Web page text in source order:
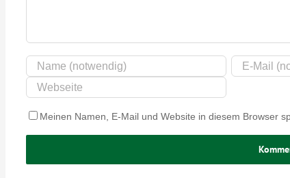
Meinen Namen, E-Mail und Website in diesem Browser